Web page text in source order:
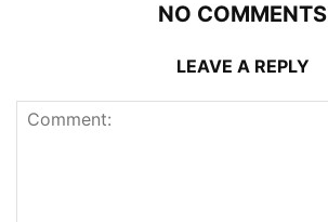
NO COMMENTS
LEAVE A REPLY